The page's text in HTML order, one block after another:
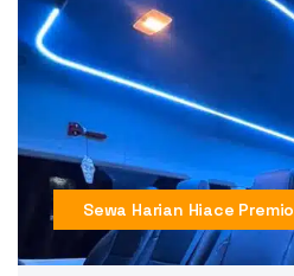
Sewa Harian Hiace Premio